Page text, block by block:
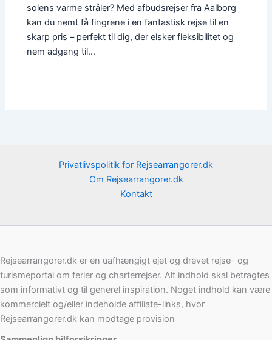
solens varme stråler? Med afbudsrejser fra Aalborg
kan du nemt få fingrene i en fantastisk rejse til en
skarp pris – perfekt til dig, der elsker fleksibilitet og
nem adgang til…
Privatlivspolitik for Rejsearrangorer.dk
Om Rejsearrangorer.dk
Kontakt
Rejsearrangorer.dk er en uafhængigt ejet og drevet rejse- og
turismeportal om ferier og charterrejser. Alt indhold skal betragtes
som informativt og til generel inspiration. Noget indhold kan være
kommercielt og/eller indeholde affiliate-links, hvor
Rejsearrangorer.dk kan modtage provision